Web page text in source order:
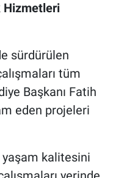
Hizmetleri
sürdürülen
tüm
Başkanı Fatih
eden projeleri
yaşam kalitesini